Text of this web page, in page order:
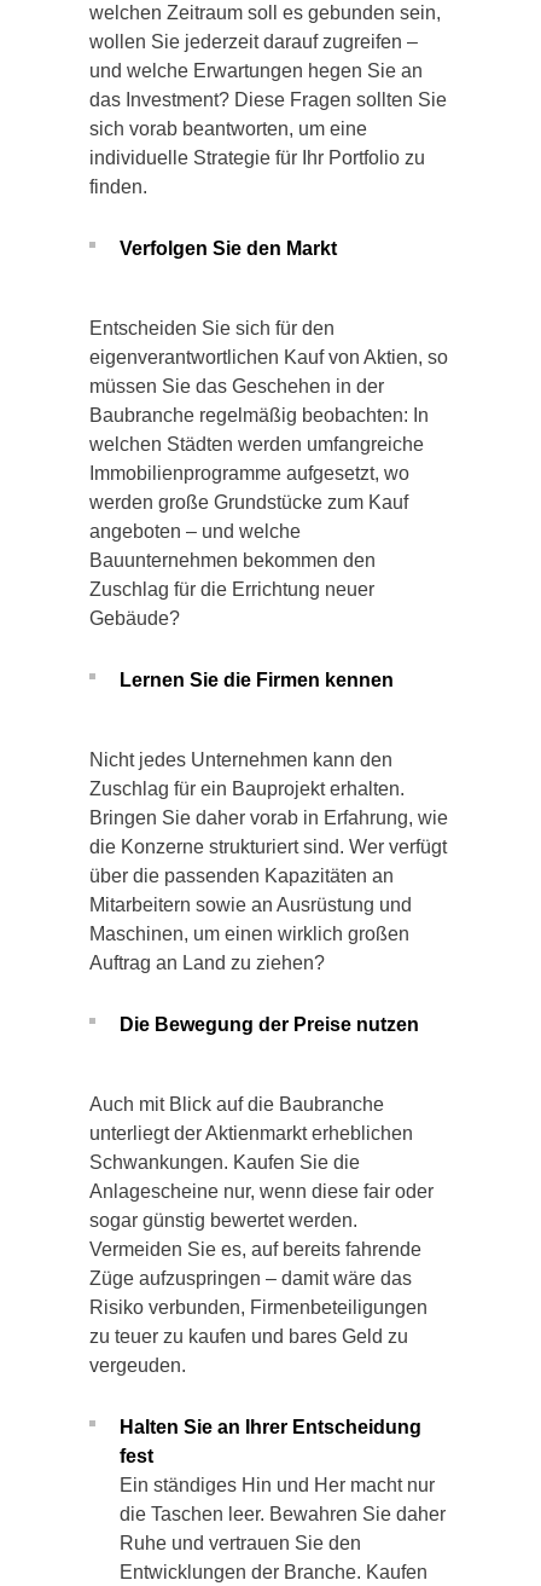
welchen Zeitraum soll es gebunden sein,
wollen Sie jederzeit darauf zugreifen –
und welche Erwartungen hegen Sie an
das Investment? Diese Fragen sollten Sie
sich vorab beantworten, um eine
individuelle Strategie für Ihr Portfolio zu
finden.
Verfolgen Sie den Markt
Entscheiden Sie sich für den
eigenverantwortlichen Kauf von Aktien, so
müssen Sie das Geschehen in der
Baubranche regelmäßig beobachten: In
welchen Städten werden umfangreiche
Immobilienprogramme aufgesetzt, wo
werden große Grundstücke zum Kauf
angeboten – und welche
Bauunternehmen bekommen den
Zuschlag für die Errichtung neuer
Gebäude?
Lernen Sie die Firmen kennen
Nicht jedes Unternehmen kann den
Zuschlag für ein Bauprojekt erhalten.
Bringen Sie daher vorab in Erfahrung, wie
die Konzerne strukturiert sind. Wer verfügt
über die passenden Kapazitäten an
Mitarbeitern sowie an Ausrüstung und
Maschinen, um einen wirklich großen
Auftrag an Land zu ziehen?
Die Bewegung der Preise nutzen
Auch mit Blick auf die Baubranche
unterliegt der Aktienmarkt erheblichen
Schwankungen. Kaufen Sie die
Anlagescheine nur, wenn diese fair oder
sogar günstig bewertet werden.
Vermeiden Sie es, auf bereits fahrende
Züge aufzuspringen – damit wäre das
Risiko verbunden, Firmenbeteiligungen
zu teuer zu kaufen und bares Geld zu
vergeuden.
Halten Sie an Ihrer Entscheidung
fest
Ein ständiges Hin und Her macht nur
die Taschen leer. Bewahren Sie daher
Ruhe und vertrauen Sie den
Entwicklungen der Branche. Kaufen